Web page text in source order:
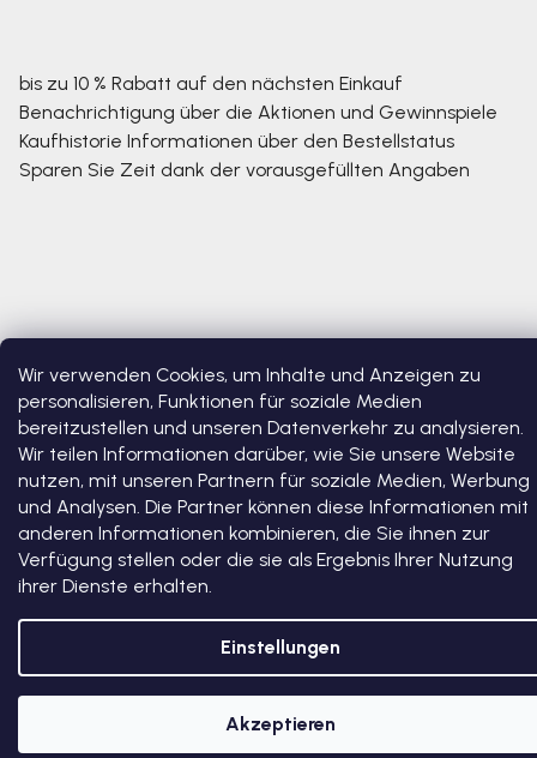
Wir verwenden Cookies, um Inhalte und Anzeigen zu
personalisieren, Funktionen für soziale Medien
bereitzustellen und unseren Datenverkehr zu analysieren.
Wir teilen Informationen darüber, wie Sie unsere Website
nutzen, mit unseren Partnern für soziale Medien, Werbung
und Analysen. Die Partner können diese Informationen mit
anderen Informationen kombinieren, die Sie ihnen zur
Verfügung stellen oder die sie als Ergebnis Ihrer Nutzung
ihrer Dienste erhalten.
Einstellungen
Akzeptieren
bis zu 10 % Rabatt auf den nächsten Einkauf
Benachrichtigung über die Aktionen und Gewinnspiele
Kaufhistorie Informationen über den Bestellstatus
Sparen Sie Zeit dank der vorausgefüllten Angaben
Erstellt von Shoptet Premium
Copyright 2026Bosono . Alle Rechte vorbehalten.Cookie-
Einstellungen ändern